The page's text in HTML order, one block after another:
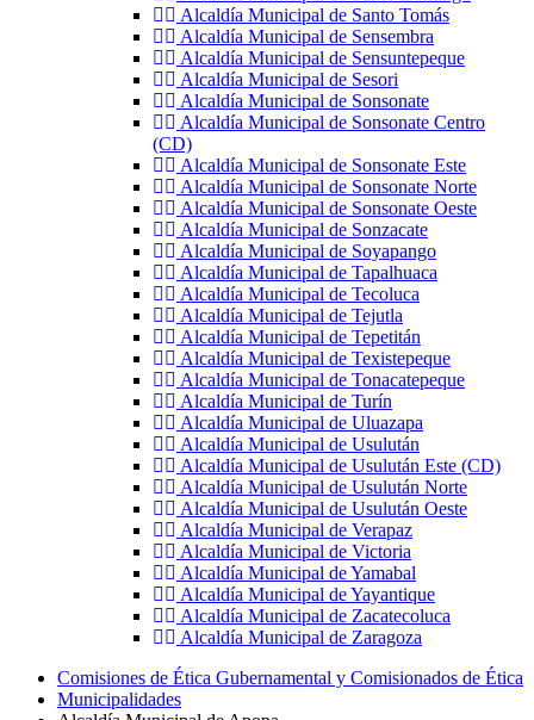
Alcaldía Municipal de Santo Tomás
Alcaldía Municipal de Sensembra
Alcaldía Municipal de Sensuntepeque
Alcaldía Municipal de Sesori
Alcaldía Municipal de Sonsonate
Alcaldía Municipal de Sonsonate Centro
(CD)
Alcaldía Municipal de Sonsonate Este
Alcaldía Municipal de Sonsonate Norte
Alcaldía Municipal de Sonsonate Oeste
Alcaldía Municipal de Sonzacate
Alcaldía Municipal de Soyapango
Alcaldía Municipal de Tapalhuaca
Alcaldía Municipal de Tecoluca
Alcaldía Municipal de Tejutla
Alcaldía Municipal de Tepetitán
Alcaldía Municipal de Texistepeque
Alcaldía Municipal de Tonacatepeque
Alcaldía Municipal de Turín
Alcaldía Municipal de Uluazapa
Alcaldía Municipal de Usulután
Alcaldía Municipal de Usulután Este (CD)
Alcaldía Municipal de Usulután Norte
Alcaldía Municipal de Usulután Oeste
Alcaldía Municipal de Verapaz
Alcaldía Municipal de Victoria
Alcaldía Municipal de Yamabal
Alcaldía Municipal de Yayantique
Alcaldía Municipal de Zacatecoluca
Alcaldía Municipal de Zaragoza
Comisiones de Ética Gubernamental y Comisionados de Ética
Municipalidades